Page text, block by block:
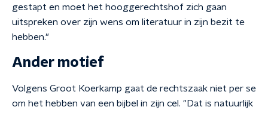
gestapt en moet het hooggerechtshof zich gaan
uitspreken over zijn wens om literatuur in zijn bezit te
hebben."
Ander motief
Volgens Groot Koerkamp gaat de rechtszaak niet per se
om het hebben van een bijbel in zijn cel. "Dat is natuurlijk